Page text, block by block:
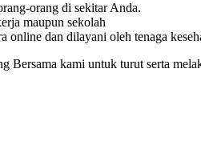
orang di sekitar Anda.
maupun sekolah
dan dilayani oleh tenaga
kami untuk turut serta